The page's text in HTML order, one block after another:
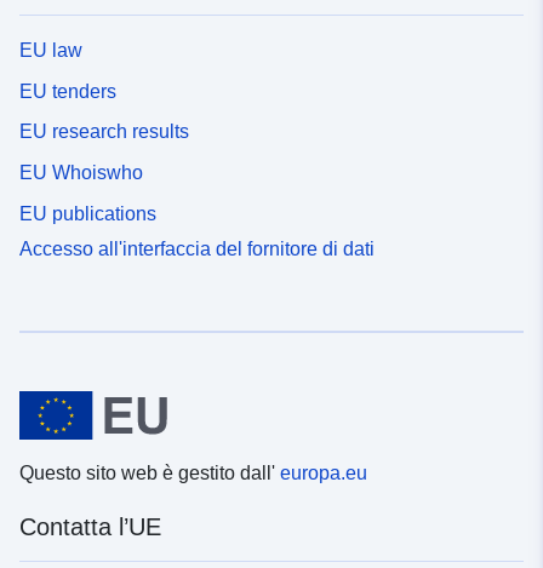
EU law
EU tenders
EU research results
EU Whoiswho
EU publications
Accesso all'interfaccia del fornitore di dati
Questo sito web è gestito dall' europa.eu
Contatta l’UE